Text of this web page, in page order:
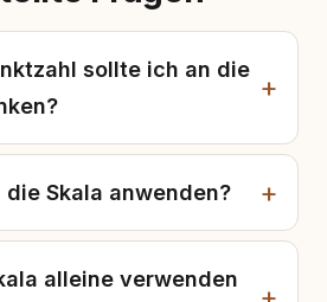
sollte ich an die
Skala anwenden?
alleine verwenden